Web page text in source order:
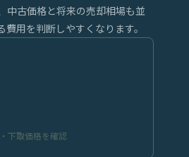
中古価格と将来の売却相場も並
費用を判断しやすくなります。
下取価格を確認